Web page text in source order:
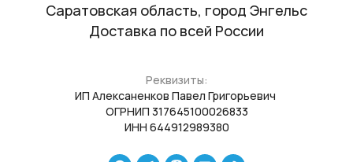
Саратовская область, город Энгельс
Доставка по всей России
Реквизиты:
ИП Алексаненков Павел Григорьевич
ОГРНИП 317645100026833
ИНН 644912989380